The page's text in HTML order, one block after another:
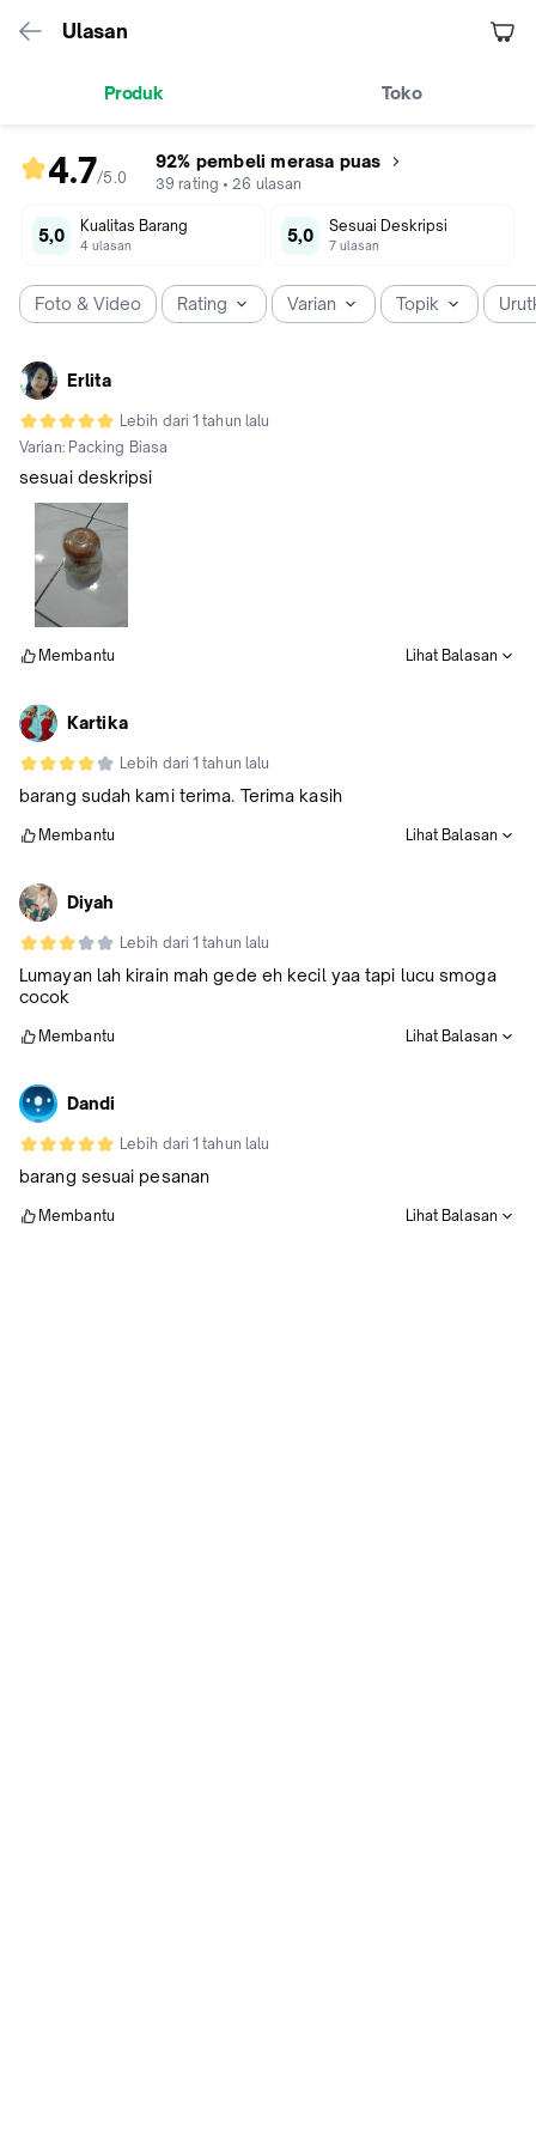
Ulasan
Produk Toko
4.7/5.0
rating
4.7
5
92% pembeli merasa puas
39 rating • 26 ulasan
5,0 Kualitas Barang
4 ulasan 5,0 Sesuai Deskripsi
7 ulasan
Foto & Video Rating Varian Topik
Erlita
Lebih dari 1 tahun lalu
Varian: Packing Biasa
sesuai deskripsi
Membantu Lihat Balasan
Kartika
Lebih dari 1 tahun lalu
barang sudah kami terima. Terima kasih
Membantu Lihat Balasan
Diyah
Lebih dari 1 tahun lalu
Lumayan lah kirain mah gede eh kecil yaa tapi lucu smoga
cocok
Membantu Lihat Balasan
Dandi
Lebih dari 1 tahun lalu
barang sesuai pesanan
Membantu Lihat Balasan